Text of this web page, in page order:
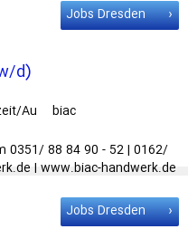
(all genders) Vollzeit
Sie? Wir haben noch viele
Jobs Dresden
d)
Au
biac
GmbH
0351/ 88 84 90 - 52 | 0162/
| www.biac-handwerk.de
weitere tolle Jobs im
w/d),
Elektronikerfür Geräte
(m/w/d) und vieles … Nicht
Jobs Dresden